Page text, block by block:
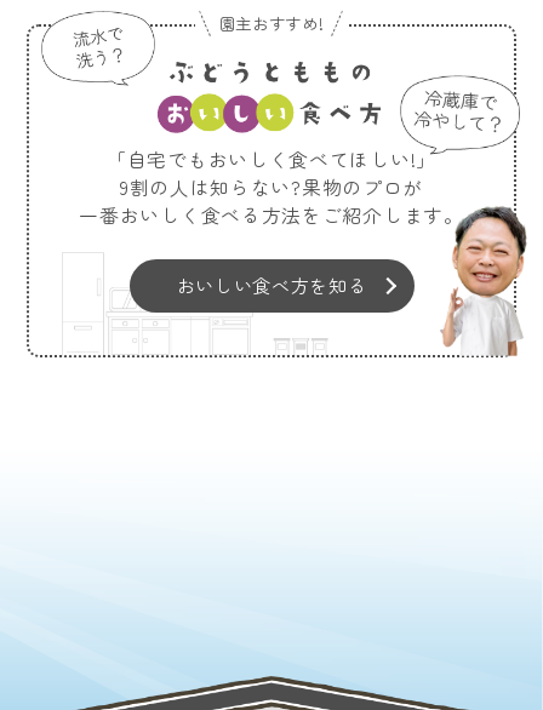
園主おすすめ!
「自宅でもおいしく食べてほしい!」
9割の人は知らない?果物のプロが
一番おいしく食べる方法をご紹介します。
おいしい食べ方を知る